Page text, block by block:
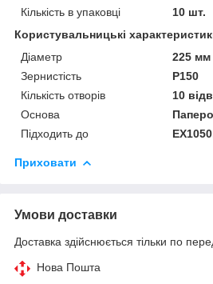
Кількість в упаковці
10 шт.
Користувальницькі
Діаметр
225 мм
Зернистість
P150
Кількість отворів
10
Основа
Підходить до
Приховати
Умови доставки
Доставка здійснюється тільки по
Нова Пошта